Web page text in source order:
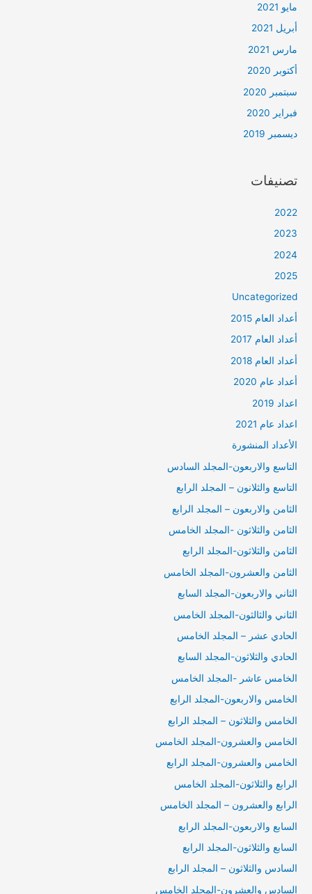
مايو 2021
أبريل 2021
مارس 2021
أكتوبر 2020
سبتمبر 2020
فبراير 2020
ديسمبر 2019
تصنيفات
2022
2023
2024
2025
Uncategorized
أعداد العام 2015
أعداد العام 2017
أعداد العام 2018
أعداد عام 2020
اعداد 2019
اعداد عام 2021
الأعداد المنشورة
التاسع والاربعون-المجلد السادس
التاسع والثلانون – المجلد الرابع
الثامن والاربعون – المجلد الرابع
الثامن والثلاثون -المجلد الخامس
الثامن والثلاثون-المجلد الرابع
الثامن والعشرون-المجلد الخامس
الثاني والاربعون-المجلد السابع
الثاني والثالثون-المجلد الخامس
الحادي عشر – المجلد الخامس
الحادي والثلاثون-المجلد السابع
الخامس عاشر -المجلد الخامس
الخامس والاربعون-المجلد الرابع
الخامس والثلاثون – المجلد الرابع
الخامس والعشرون-المجلد الخامس
الخامس والعشرون-المجلد الرابع
الرابع والثلاثون-المجلد الخامس
الرابع والعشرون – المجلد الخامس
السابع والاربعون-المجلد الرابع
السابع والثلاثون-المجلد الرابع
السادس والثلاثون – المجلد الرابع
السادس والعشرون-المجلد الخامس